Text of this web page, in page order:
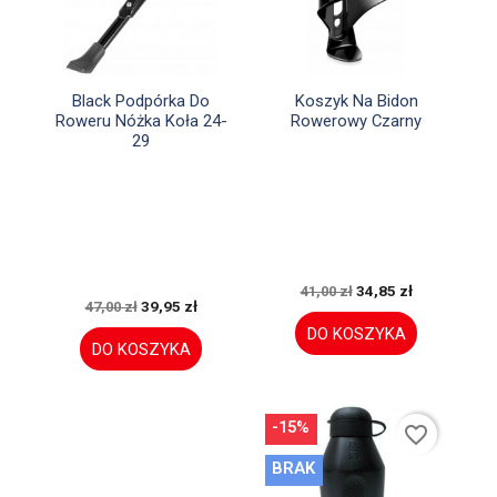
Szybki podgląd
Black Podpórka Do
Roweru Nóżka Koła 24-
29
47,00 zł 39,95 zł
DO KOSZYKA
Szybki podgląd
Koszyk Na Bidon
Rowerowy Czarny
41,00 zł 34,85 zł
DO KOSZYKA
-15%
BRAK
favorite_border